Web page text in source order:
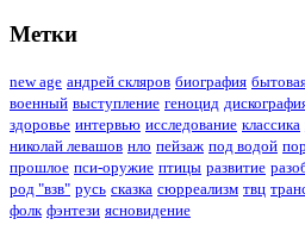
Метки
new age андрей скляров биография
военный выступление геноцид
здоровье интервью исследование классика
николай левашов нло пейзаж под водой
прошлое пси-оружие птицы развитие
род "взв" русь сказка сюрреализм твц
фолк фэнтези ясновидение